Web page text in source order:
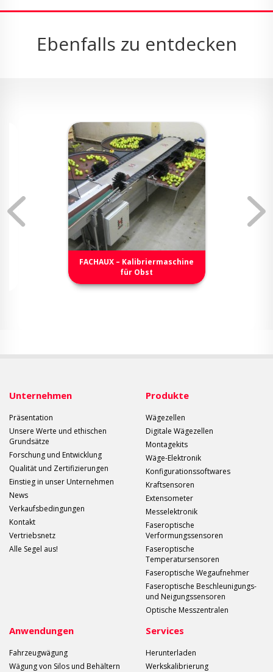
Ebenfalls zu entdecken
FACHAUX – Kalibriermaschine
für Obst
Unternehmen
Präsentation
Unsere Werte und ethischen
Grundsätze
Forschung und Entwicklung
Qualität und Zertifizierungen
Einstieg in unser Unternehmen
News
Verkaufsbedingungen
Kontakt
Vertriebsnetz
Alle Segel aus!
Produkte
Wägezellen
Digitale Wägezellen
Montagekits
Wäge-Elektronik
Konfigurationssoftwares
Kraftsensoren
Extensometer
Messelektronik
Faseroptische
Verformungssensoren
Faseroptische
Temperatursensoren
Faseroptische Wegaufnehmer
Faseroptische Beschleunigungs-
und Neigungssensoren
Optische Messzentralen
Anwendungen
Fahrzeugwägung
Wägung von Silos und Behältern
Services
Herunterladen
Werkskalibrierung